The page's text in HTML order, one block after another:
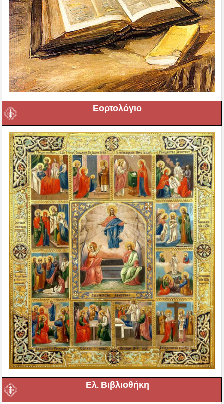
Εορτολόγιο
Ελ. Βιβλιοθήκη